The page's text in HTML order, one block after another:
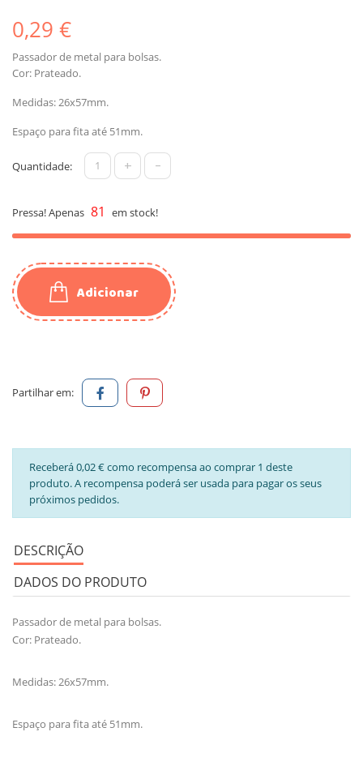
0,29 €
Passador de metal para bolsas.
Cor: Prateado.
Medidas: 26x57mm.
Espaço para fita até 51mm.
Quantidade: + -
Pressa! Apenas 81 em stock!
Adicionar
Partilhar em:
Receberá 0,02 € como recompensa ao comprar 1 deste
produto. A recompensa poderá ser usada para pagar os seus
próximos pedidos.
DESCRIÇÃO
DADOS DO PRODUTO
Passador de metal para bolsas.
Cor: Prateado.
Medidas: 26x57mm.
Espaço para fita até 51mm.